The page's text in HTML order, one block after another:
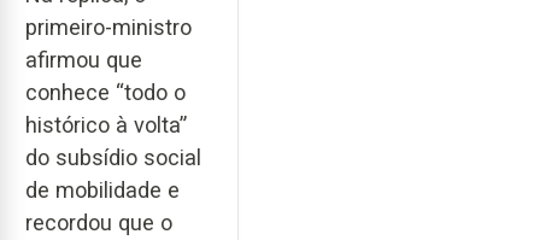
primeiro-ministro
afirmou que
conhece “todo o
histórico à volta”
do subsídio social
de mobilidade e
recordou que o